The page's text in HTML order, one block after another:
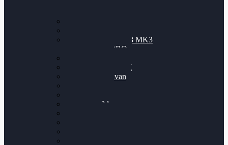
Nissan GT-R35 3.8 MK3
V6 TWINTURBO
VW Passat 2.0TDI
VW T6 Multivan
BMW 120d